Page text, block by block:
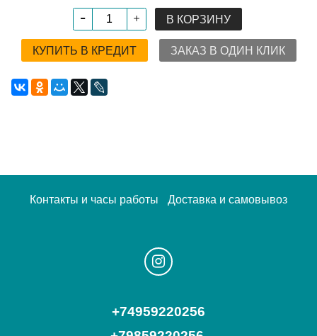
В КОРЗИНУ
КУПИТЬ В КРЕДИТ ЗАКАЗ В ОДИН КЛИК
Контакты и часы работы Доставка и самовывоз
+74959220256